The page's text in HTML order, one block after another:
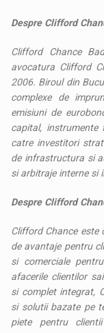
Despre Clifford
Clifford Chance
avocatura Clifford
2006. Biroul din
complexe de
emisiuni de
capital, instrumente
catre investitori
de infrastructura si
si arbitraje interne si
Despre Clifford
Clifford Chance este
de avantaje pentru
si comerciale
afacerile clientilor
si complet integrat,
si solutii bazate pe
piete pentru